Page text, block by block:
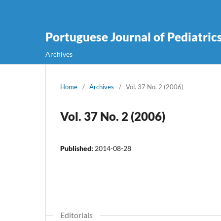
Portuguese Journal of
Archives
Home / Archives / Vol. 37 No. 2 (2006)
Vol. 37 No. 2 (2006)
Published: 2014-08-28
Editorials